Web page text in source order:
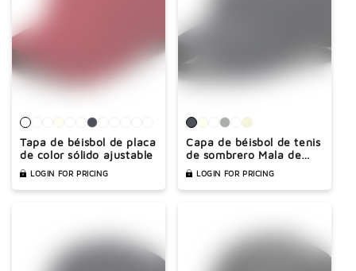
Tapa de béisbol de placa
de color sólido ajustable
LOGIN FOR PRICING
Capa de béisbol de tenis
de sombrero Mala de
protección solar maldita
LOGIN FOR PRICING